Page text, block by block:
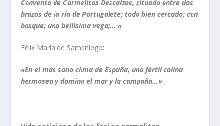
Convento de Carmelitas Descalzos, situado entre dos
brazos de la rí­a de Portugalete; todo bien cercado; con
bosque; una bellí­sima vega;… «
Félix Marí­a de Samaniego:
«En el más sano clima de España, una fértil colina
hermosea y domina el mar y la campa­ña…»